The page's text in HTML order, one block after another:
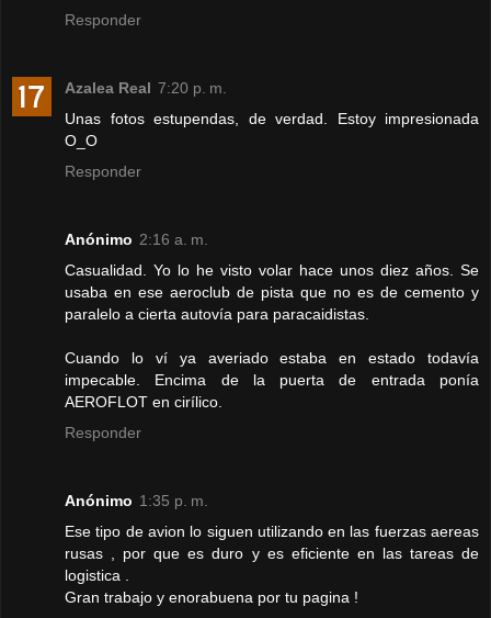
Responder
Azalea Real 7:20 p. m.
Unas fotos estupendas, de verdad. Estoy impresionada
O_O
Responder
Anónimo 2:16 a. m.
Casualidad. Yo lo he visto volar hace unos diez años. Se
usaba en ese aeroclub de pista que no es de cemento y
paralelo a cierta autovía para paracaidistas.
Cuando lo ví ya averiado estaba en estado todavía
impecable. Encima de la puerta de entrada ponía
AEROFLOT en cirílico.
Responder
Anónimo 1:35 p. m.
Ese tipo de avion lo siguen utilizando en las fuerzas aereas
rusas , por que es duro y es eficiente en las tareas de
logistica .
Gran trabajo y enorabuena por tu pagina !